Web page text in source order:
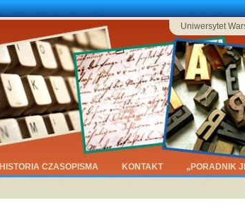
Uniwersytet
HISTORIA CZASOPISMA KONTAKT „PORADNIK